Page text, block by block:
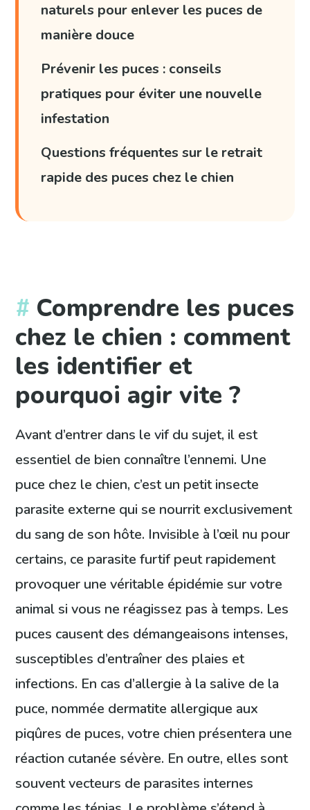
naturels pour enlever les puces de
manière douce
Prévenir les puces : conseils
pratiques pour éviter une nouvelle
infestation
Questions fréquentes sur le retrait
rapide des puces chez le chien
Comprendre les puces
chez le chien : comment
les identifier et
pourquoi agir vite ?
Avant d’entrer dans le vif du sujet, il est
essentiel de bien connaître l’ennemi. Une
puce chez le chien, c’est un petit insecte
parasite externe qui se nourrit exclusivement
du sang de son hôte. Invisible à l’œil nu pour
certains, ce parasite furtif peut rapidement
provoquer une véritable épidémie sur votre
animal si vous ne réagissez pas à temps. Les
puces causent des démangeaisons intenses,
susceptibles d’entraîner des plaies et
infections. En cas d’allergie à la salive de la
puce, nommée dermatite allergique aux
piqûres de puces, votre chien présentera une
réaction cutanée sévère. En outre, elles sont
souvent vecteurs de parasites internes